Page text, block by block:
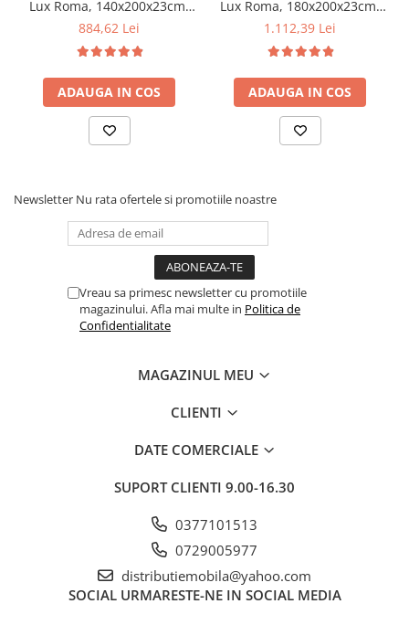
Lux Roma, 140x200x23cm,
fermitate tare, cu plasa
reversibila, sistem aerisire
perimetral, Saltex plus 2
perne matlasate microfibra
50x70cm, lavabile la 60°C
884,62 Lei
ADAUGA IN COS
Lux Roma, 180x200x23cm,
fermitate tare, cu plasa
reversibila, sistem aerisire
perimetral, Saltex, plus 2
perne matlasate microfibra
50x70cm, lavabile la 60°C
1.112,39 Lei
ADAUGA IN COS
Newsletter Nu rata ofertele si promotiile noastre
Vreau sa primesc newsletter cu promotiile
magazinului. Afla mai multe in Politica de
Confidentialitate
MAGAZINUL MEU
CLIENTI
DATE COMERCIALE
SUPORT CLIENTI 9.00-16.30
0377101513
0729005977
distributiemobila@yahoo.com
SOCIAL URMARESTE-NE IN SOCIAL MEDIA